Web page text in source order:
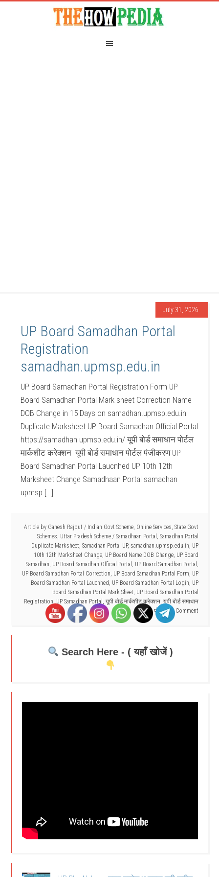
July 31, 2026
UP Board Samadhan Portal
Registration
samadhan.upmsp.edu.in
UP Board Samadhan Portal Registration Form UP
Board Samadhan Portal Mark sheet Correction Name
DOB Change in 15 Days on samadhan.upmsp.edu.in
Duplicate Marksheet UP Board Samadhan Official Portal
https://samadhan upmsp.edu.in/ यूपी बोर्ड समाधान पोर्टल
मार्कशीट करेक्शन यूपी बोर्ड समाधान पोर्टल पंजीकरण UP
Board Samadhan Portal Laucnhed UP 10th 12th
Marksheet Change Samadhaan Portal samadhan
upmsp […]
Article by Ganesh Rajput / Indian Govt Scheme, Online Services, State Govt
Schemes, Uttar Pradesh Scheme / Samadhaan Portal , Samadhan Portal
Duplicate Marksheet, Samadhan Portal UP, samadhan.upmsp.edu.in, UP
10th 12th Marksheet Change, UP Board Name DOB Change, UP Board
Samadhan, UP Board Samadhan Official Portal , UP Board Samadhan Portal ,
UP Board Samadhan Portal Correction, UP Board Samadhan Portal Form, UP
Board Samadhan Portal Laucnhed, UP Board Samadhan Portal Login, UP
Board Samadhan Portal Mark Sheet, UP Board Samadhan Portal
Registration, UP Samadhan Portal , यूपी बोर्ड मार्कशीट करेक्शन, यूपी बोर्ड समाधान
पोर्टल
1 Comment
Search Here - ( यहाँ खोजें )